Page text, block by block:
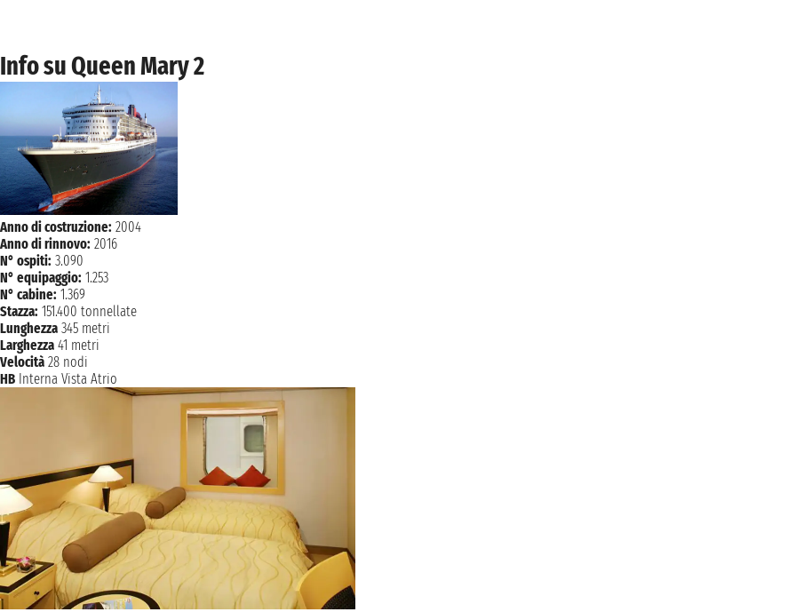
n.d. - n.d.
sabato 30 settembre 2028
n.d. - n.d.
domenica 1 ottobre 2028
lunedì 2 ottobre 2028
n.d. - n.d.
martedì 3 ottobre 2028
n.d. - n.d.
mercoledì 4 ottobre 2028
giovedì 5 ottobre 2028
venerdì 6 ottobre 2028
n.d.
Le navi da crociera che salpano da Southampton sono
Info su Queen Mary 2
Anno di costruzione: 2004
Anno di rinnovo: 2016
N° ospiti: 3.090
N° equipaggio: 1.253
N° cabine: 1.369
Stazza: 151.400 tonnellate
Lunghezza 345 metri
Larghezza 41 metri
Velocità 28 nodi
HB Interna Vista Atrio